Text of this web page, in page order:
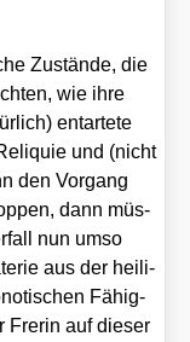
Zustän­de, die
wie ihre
ent­ar­te­te
und (nicht
den Vor­gang
dann müs­
nun umso
aus der hei­li­
Fähig­
Fre­rin auf die­ser